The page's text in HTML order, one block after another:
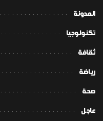
المدونة
تكنولوجيا
ثقافة
رياضة
صحة
عاجل